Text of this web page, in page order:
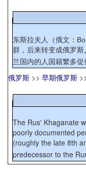
东斯拉夫人（俄文：
群，后来转变成俄罗
兰国内的人国籍繁多
俄罗斯 >> 早期俄罗斯
The Rus' Khaganate
poorly documented
(roughly the late 8th
predecessor to the